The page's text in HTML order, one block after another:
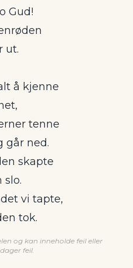
Gud!
ut.
å kjenne
tenne
går ned.
skapte
slo.
vi tapte,
tok.
og kan inneholde feil eller
feil.